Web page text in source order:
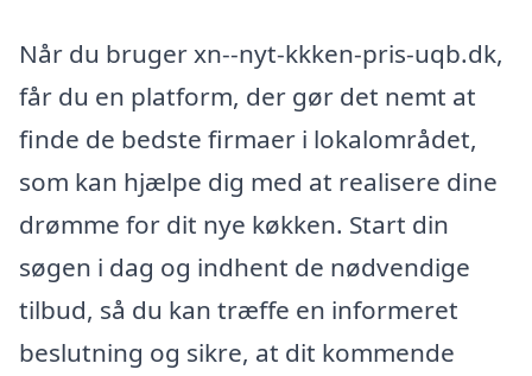
Når du bruger xn--nyt-kkken-pris-uqb.dk,
får du en platform, der gør det nemt at
finde de bedste firmaer i lokalområdet,
som kan hjælpe dig med at realisere dine
drømme for dit nye køkken. Start din
søgen i dag og indhent de nødvendige
tilbud, så du kan træffe en informeret
beslutning og sikre, at dit kommende